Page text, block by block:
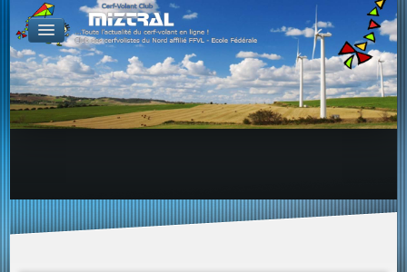
De par le monde
GALERIES
Galerie Photo
Galerie KAP
Galerie Vidéo
Proposer un lien sur votre site Web
Proposer un nouveau lien !